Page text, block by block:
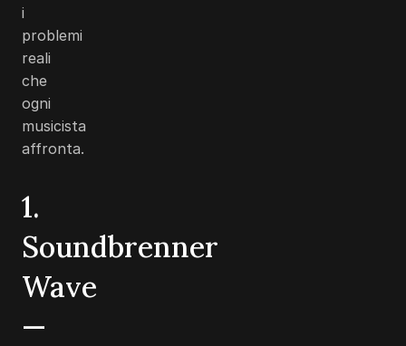
i
problemi
reali
che
ogni
musicista
affronta.
1.
Soundbrenner
Wave
—